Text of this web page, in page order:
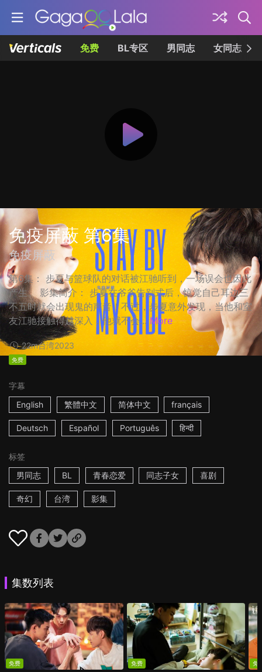
免费 BL专区 男同志 女同志
免疫屏蔽 第6集
免疫屏蔽
第6集： 步夏与篮球队的对话被江驰听到，一场误会也因此
产生。 影集简介： 步夏在爷爷告别式后，惊觉自己耳边三
不五时就会出现鬼的声音！不过，步夏意外发现，当他和室
友江驰接触得越深入，他就不会... More
22m台湾2023
免费
字幕
English
繁體中文 简体中文 français
Deutsch Español Português हिन्दी
标签
男同志
BL 青春恋爱 同志子女 喜剧
奇幻 台湾 影集
集数列表
免费 免费 免